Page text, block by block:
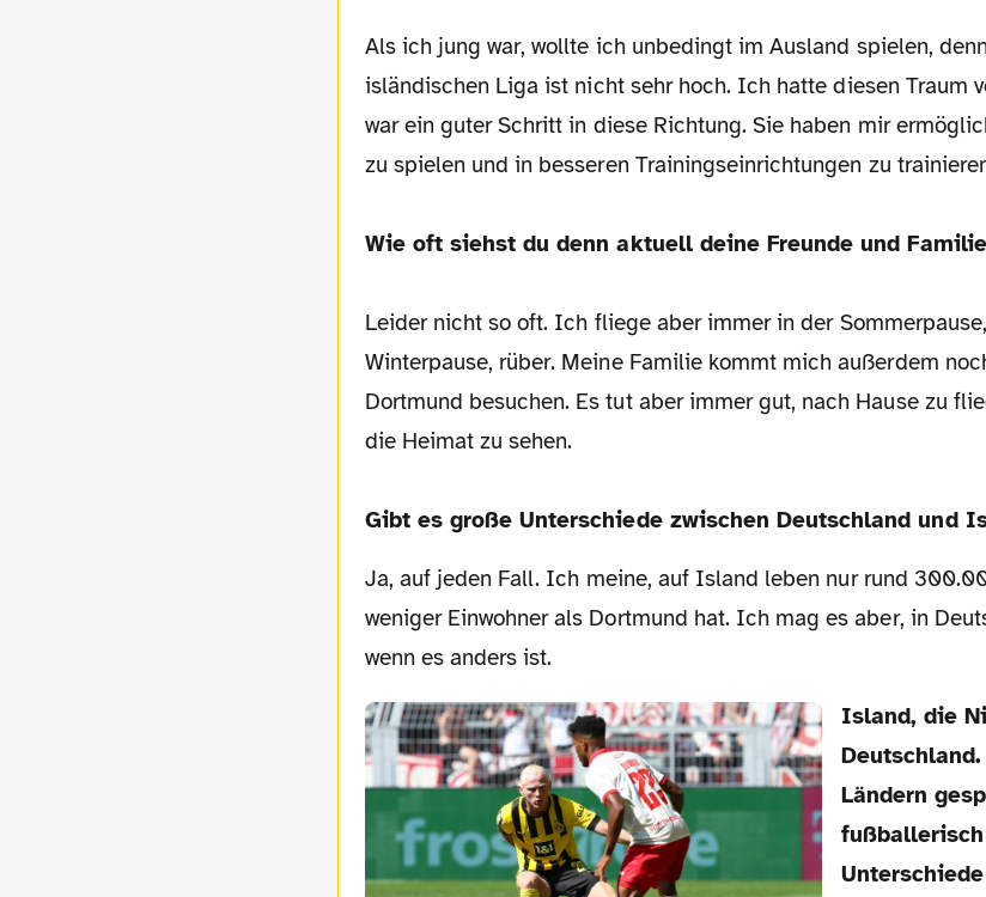
Als ich jung war, wollte ich unbedingt im Ausland spielen,
isländischen Liga ist nicht sehr hoch. Ich hatte diesen Traum
war ein guter Schritt in diese Richtung. Sie haben mir
zu spielen und in besseren Trainingseinrichtungen zu
Wie oft siehst du denn aktuell deine Freunde und
Leider nicht so oft. Ich fliege aber immer in der
Winterpause, rüber. Meine Familie kommt mich außerdem
Dortmund besuchen. Es tut aber immer gut, nach Hause zu
die Heimat zu sehen.
Gibt es große Unterschiede zwischen Deutschland und
Ja, auf jeden Fall. Ich meine, auf Island leben nur rund 300.000 Menschen. Das sind
weniger Einwohner als Dortmund hat. Ich mag es aber, in
wenn es anders ist.
Island, die Niederlande, England und
Ländern